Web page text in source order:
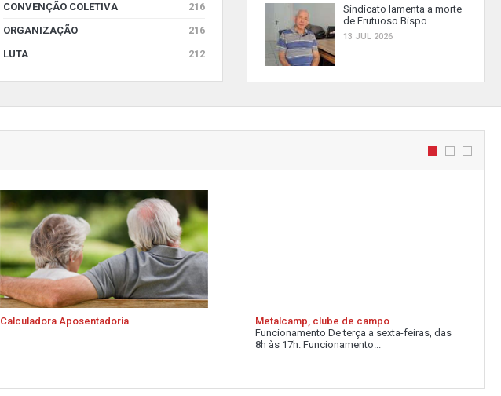
CONVENÇÃO COLETIVA
216
ORGANIZAÇÃO
216
LUTA
212
Sindicato lamenta a morte
de Frutuoso Bispo...
13 JUL 2026
Calculadora Aposentadoria
Metalcamp, clube de campo
Funcionamento De terça a sexta-feiras, das
8h às 17h. Funcionamento...